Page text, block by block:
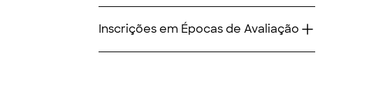
Inscrições em Épocas de Avaliação